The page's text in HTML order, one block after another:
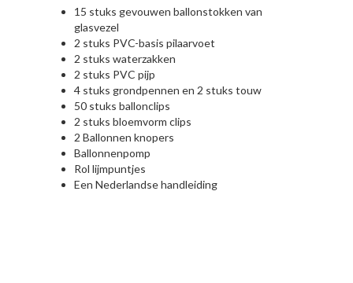
15 stuks gevouwen ballonstokken van
glasvezel
2 stuks PVC-basis pilaarvoet
2 stuks waterzakken
2 stuks PVC pijp
4 stuks grondpennen en 2 stuks touw
50 stuks ballonclips
2 stuks bloemvorm clips
2 Ballonnen knopers
Ballonnenpomp
Rol lijmpuntjes
Een Nederlandse handleiding